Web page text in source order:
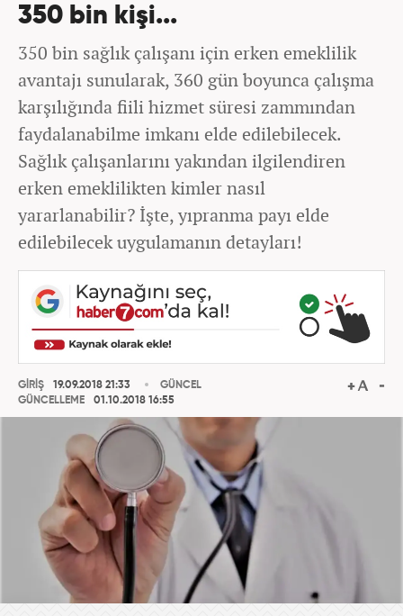
350 bin kişi...
350 bin sağlık çalışanı için erken emeklilik
avantajı sunularak, 360 gün boyunca çalışma
karşılığında fiili hizmet süresi zammından
faydalanabilme imkanı elde edilebilecek.
Sağlık çalışanlarını yakından ilgilendiren
erken emeklilikten kimler nasıl
yararlanabilir? İşte, yıpranma payı elde
edilebilecek uygulamanın detayları!
GİRİŞ
19.09.2018 21:33
GÜNCELLEME
01.10.2018 16:55
GÜNCEL